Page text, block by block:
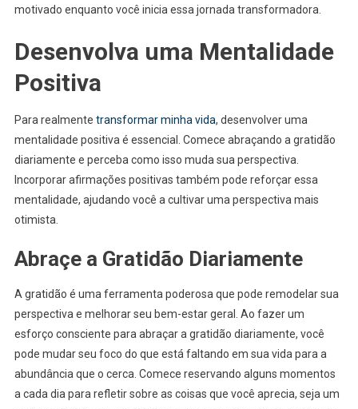
motivado enquanto você inicia essa jornada transformadora.
Desenvolva uma Mentalidade
Positiva
Para realmente transformar minha vida, desenvolver uma
mentalidade positiva é essencial. Comece abraçando a gratidão
diariamente e perceba como isso muda sua perspectiva.
Incorporar afirmações positivas também pode reforçar essa
mentalidade, ajudando você a cultivar uma perspectiva mais
otimista.
Abraçe a Gratidão Diariamente
A gratidão é uma ferramenta poderosa que pode remodelar sua
perspectiva e melhorar seu bem-estar geral. Ao fazer um
esforço consciente para abraçar a gratidão diariamente, você
pode mudar seu foco do que está faltando em sua vida para a
abundância que o cerca. Comece reservando alguns momentos
a cada dia para refletir sobre as coisas que você aprecia, seja um